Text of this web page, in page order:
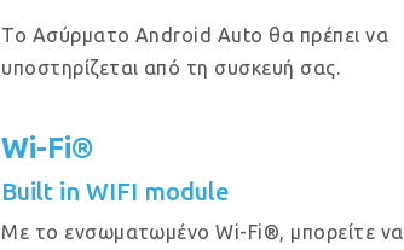
Το Ασύρματο Android Auto θα πρέπει να
υποστηρίζεται από τη συσκευή σας.
Wi-Fi®
Built in WIFI module
Με το ενσωματωμένο Wi-Fi®, μπορείτε να